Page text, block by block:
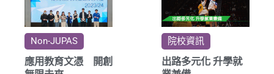
Non-JUPAS
應用教育文憑 開創
院校資訊
出路多元化 升學就